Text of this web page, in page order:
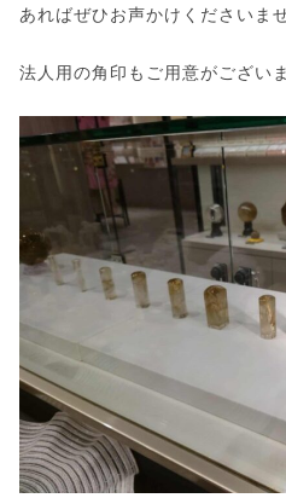
あればぜひお声かけくださいませ
法人用の角印もご用意がござい